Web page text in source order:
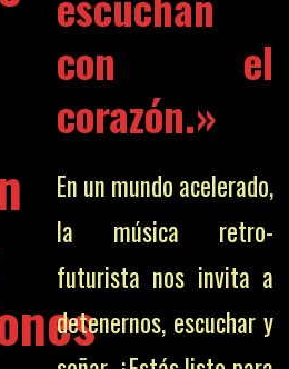
con el
corazón.»
En un mundo acelerado,
la música retro-
futurista nos invita a
detenernos, escuchar y